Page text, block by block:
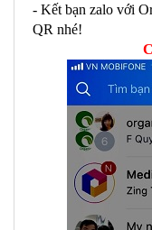
- Kết bạn zalo với
QR nhé!